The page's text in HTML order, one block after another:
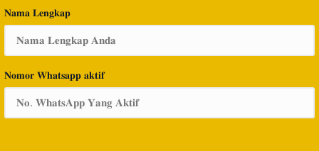
𝐍𝐚𝐦𝐚 𝐋𝐞𝐧𝐠𝐤𝐚𝐩
𝐍𝐨𝐦𝐨𝐫 𝐖𝐡𝐚𝐭𝐬𝐚𝐩𝐩 𝐚𝐤𝐭𝐢𝐟